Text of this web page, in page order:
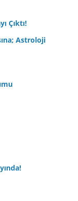
Çıktı!
Astroloji